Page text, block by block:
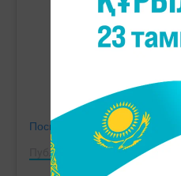
Посмотреть эту публикацию
Публикация от Kazakhstan